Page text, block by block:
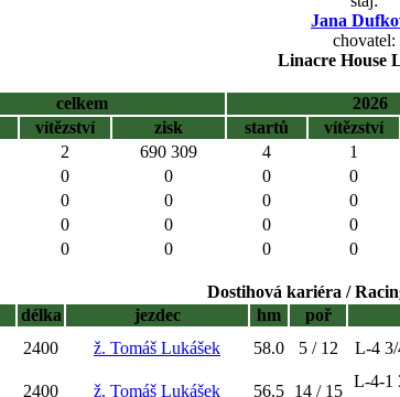
Jana
chovatel:
Linacre House
celkem
2026
vítězství zisk startů vítězství
2 690 309 4 1
0 0 0 0
0 0 0 0
0 0 0 0
0 0 0 0
Dostihová kariéra /
délka jezdec hm poř
2400 ž. Tomáš Lukášek 58.0 5 / 12 L-4 3/
2400 ž. Tomáš Lukášek 56.5 14 / 15
L-4-1